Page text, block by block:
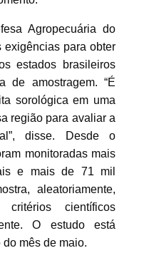
Agropecuária do
exigências para obter
estados brasileiros
de amostragem. “É
sorológica em uma
região para avaliar a
disse. Desde o
monitoradas mais
e mais de 71 mil
aleatoriamente,
critérios científicos
O estudo está
mês de maio.